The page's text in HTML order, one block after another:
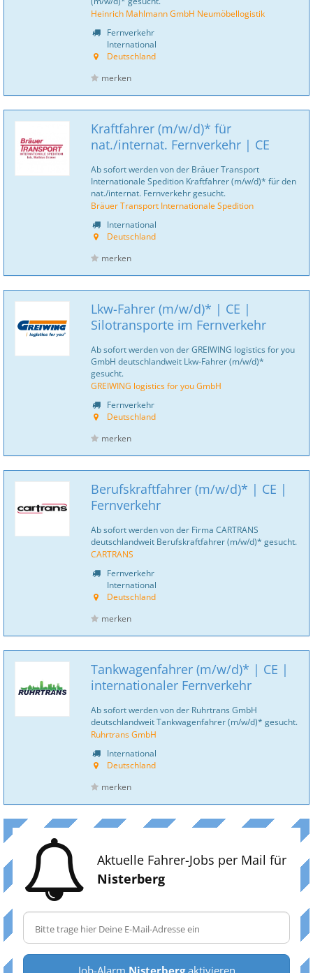
Heinrich Mahlmann GmbH Neumöbellogistik
Fernverkehr
International
Deutschland
merken
Kraftfahrer (m/w/d)* für
nat./internat. Fernverkehr | CE
Ab sofort werden von der Bräuer Transport
Internationale Spedition Kraftfahrer (m/w/d)* für den
nat./internat. Fernverkehr gesucht.
Bräuer Transport Internationale Spedition
International
Deutschland
merken
Lkw-Fahrer (m/w/d)* | CE |
Silotransporte im Fernverkehr
Ab sofort werden von der GREIWING logistics for you
GmbH deutschlandweit Lkw-Fahrer (m/w/d)*
gesucht.
GREIWING logistics for you GmbH
Fernverkehr
Deutschland
merken
Berufskraftfahrer (m/w/d)* | CE |
Fernverkehr
Ab sofort werden von der Firma CARTRANS
deutschlandweit Berufskraftfahrer (m/w/d)* gesucht.
CARTRANS
Fernverkehr
International
Deutschland
merken
Tankwagenfahrer (m/w/d)* | CE |
internationaler Fernverkehr
Ab sofort werden von der Ruhrtrans GmbH
deutschlandweit Tankwagenfahrer (m/w/d)* gesucht.
Ruhrtrans GmbH
International
Deutschland
merken
Aktuelle Fahrer-Jobs per Mail für
Nisterberg
Job-Alarm Nisterbergaktivieren